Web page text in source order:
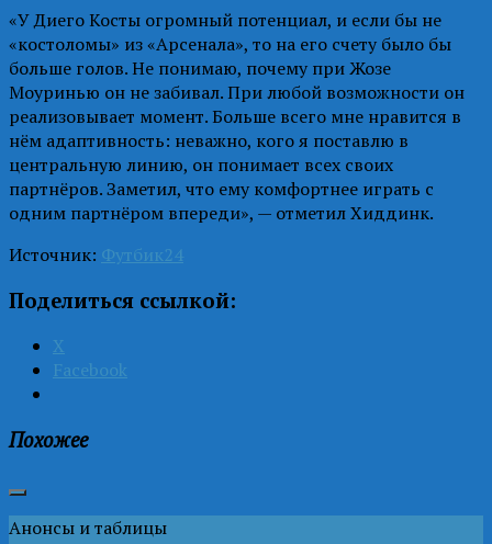
«У Диего Косты огромный потенциал, и если бы не
«костоломы» из «Арсенала», то на его счету было бы
больше голов. Не понимаю, почему при Жозе
Моуринью он не забивал. При любой возможности он
реализовывает момент. Больше всего мне нравится в
нём адаптивность: неважно, кого я поставлю в
центральную линию, он понимает всех своих
партнёров. Заметил, что ему комфортнее играть с
одним партнёром впереди», — отметил Хиддинк.
Источник: Футбик24
Поделиться ссылкой:
X
Facebook
Похожее
Анонсы и таблицы